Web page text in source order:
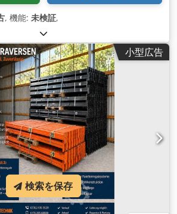
, 機能: 未検証,
小型広告
検索を保存